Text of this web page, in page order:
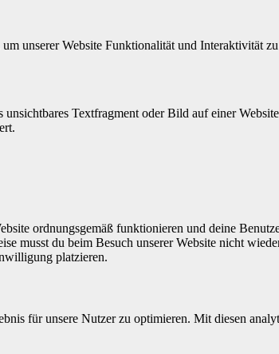
unser­er Web­site Funk­tion­al­ität und Inter­ak­tiv­ität
Textfrag­ment oder Bild auf ein­er
ord­nungs­gemäß funk­tion­ieren und deine
musst du beim Besuch unser­er Web­site nicht
platzieren.
für unsere Nutzer zu opti­mieren. Mit diesen